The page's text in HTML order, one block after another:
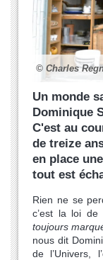
© Charles
Un monde
Dominique
C'est au
de treize
en place
tout est
Rien ne se
c’est la loi de
toujours
nous dit
de l’Univers,